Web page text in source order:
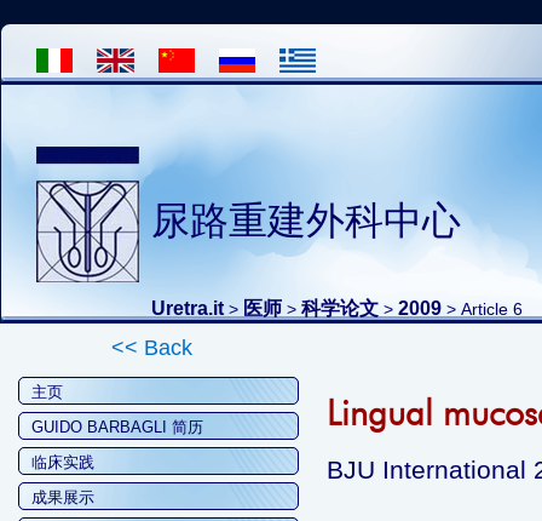
尿路重建外科中心
Uretra.it > 医师 > 科学论文 > 2009 > Article 6
<< Back
主页
GUIDO BARBAGLI 简历
临床实践
成果展示
Lingual
BJU International